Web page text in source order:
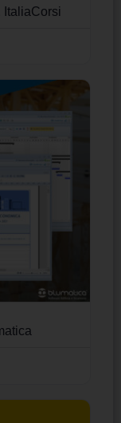
ItaliaCorsi